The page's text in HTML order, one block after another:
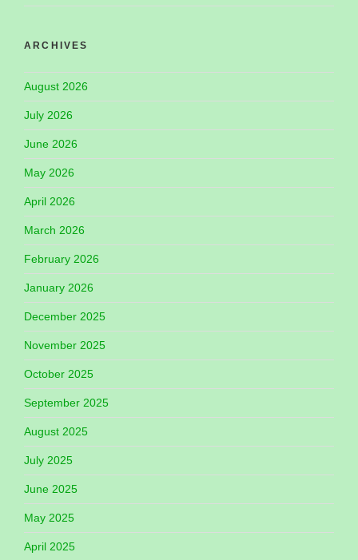
ARCHIVES
August 2026
July 2026
June 2026
May 2026
April 2026
March 2026
February 2026
January 2026
December 2025
November 2025
October 2025
September 2025
August 2025
July 2025
June 2025
May 2025
April 2025